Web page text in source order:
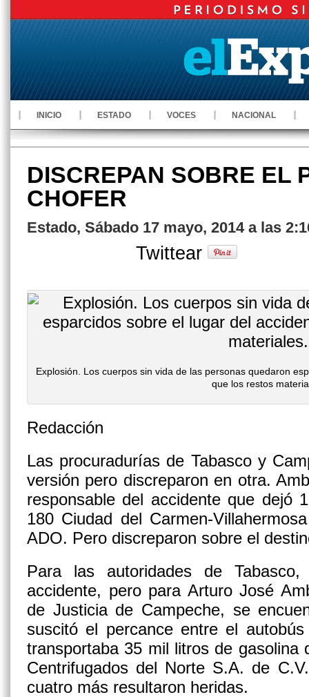
INICIO ESTADO VOCES NACIONAL
DISCREPAN SOBRE EL
CHOFER
Estado, Sábado 17 mayo, 2014 a las
Twittear
Explosión. Los cuerpos sin vida de las personas quedaron
que los restos
Redacción
Las procuradurías de Tabasco y
versión pero discreparon en otra.
responsable del accidente que dejó
180 Ciudad del Carmen-
ADO. Pero discreparon sobre el
Para las autoridades de
accidente, pero para Arturo José
de Justicia de Campeche, se
suscitó el percance entre el
transportaba 35 mil litros de gasolina
Centrifugados del Norte S.A. de
cuatro más resultaron heridas.